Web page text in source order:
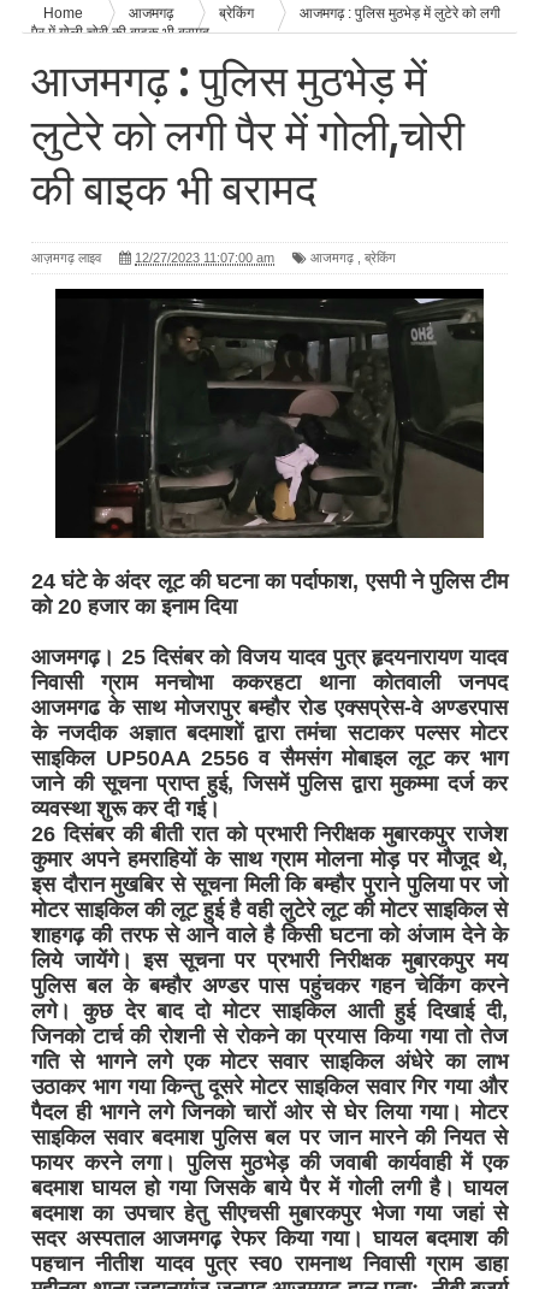
Home आजमगढ़ ब्रेकिंग
आजमगढ़ : पुलिस मुठभेड़ में लुटेरे को लगी
पैर में गोली,चोरी की बाइक भी बरामद
आजमगढ़ : पुलिस मुठभेड़ में
लुटेरे को लगी पैर में गोली,चोरी
की बाइक भी बरामद
आज़मगढ़ लाइव 12/27/2023 11:07:00 am आजमगढ़ ब्रेकिंग
24 घंटे के अंदर लूट की घटना का पर्दाफाश, एसपी ने पुलिस टीम
को 20 हजार का इनाम दिया
आजमगढ़। 25 दिसंबर को विजय यादव पुत्र हृदयनारायण यादव
निवासी ग्राम मनचोभा ककरहटा थाना कोतवाली जनपद
आजमगढ के साथ मोजरापुर बम्हौर रोड एक्सप्रेस-वे अण्डरपास
के नजदीक अज्ञात बदमाशों द्वारा तमंचा सटाकर पल्सर मोटर
साइकिल UP50AA 2556 व सैमसंग मोबाइल लूट कर भाग
जाने की सूचना प्राप्त हुई, जिसमें पुलिस द्वारा मुकम्मा दर्ज कर
व्यवस्था शुरू कर दी गई।
26 दिसंबर की बीती रात को प्रभारी निरीक्षक मुबारकपुर राजेश
कुमार अपने हमराहियों के साथ ग्राम मोलना मोड़ पर मौजूद थे,
इस दौरान मुखबिर से सूचना मिली कि बम्हौर पुराने पुलिया पर जो
मोटर साइकिल की लूट हुई है वही लुटेरे लूट की मोटर साइकिल से
शाहगढ़ की तरफ से आने वाले है किसी घटना को अंजाम देने के
लिये जायेंगे। इस सूचना पर प्रभारी निरीक्षक मुबारकपुर मय
पुलिस बल के बम्हौर अण्डर पास पहुंचकर गहन चेकिंग करने
लगे। कुछ देर बाद दो मोटर साइकिल आती हुई दिखाई दी,
जिनको टार्च की रोशनी से रोकने का प्रयास किया गया तो तेज
गति से भागने लगे एक मोटर सवार साइकिल अंधेरे का लाभ
उठाकर भाग गया किन्तु दूसरे मोटर साइकिल सवार गिर गया और
पैदल ही भागने लगे जिनको चारों ओर से घेर लिया गया। मोटर
साइकिल सवार बदमाश पुलिस बल पर जान मारने की नियत से
फायर करने लगा। पुलिस मुठभेड़ की जवाबी कार्यवाही में एक
बदमाश घायल हो गया जिसके बाये पैर में गोली लगी है। घायल
बदमाश का उपचार हेतु सीएचसी मुबारकपुर भेजा गया जहां से
सदर अस्पताल आजमगढ़ रेफर किया गया। घायल बदमाश की
पहचान नीतीश यादव पुत्र स्व0 रामनाथ निवासी ग्राम डाहा